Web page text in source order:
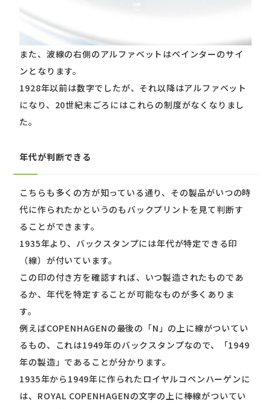
また、波線の右側のアルファベットはペインターのサイ
ンとなります。
1928年以前は数字でしたが、それ以降はアルファベット
になり、20世紀末ごろにはこれらの制度がなくなりまし
た。
年代が判断できる
こちらも多くの方が知っている通り、その製品がいつの時
代に作られたかというのもバックプリントを見て判断す
ることができます。
1935年より、バックスタンプには年代が特定できる印
（線）が付いています。
この印の付き方を確認すれば、いつ製造されたものであ
るか、年代を特定することが可能なものが多くありま
す。
例えばCOPENHAGENの最後の「N」の上に線がついてい
るもの、これは1949年のバックスタンプなので、「1949
年の製造」であることが分かります。
1935年から1949年に作られたロイヤルコペンハーゲンに
は、ROYAL COPENHAGENの文字の上に棒線がついてい